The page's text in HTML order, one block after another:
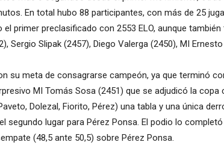
En total hubo 88 participantes, con más de 25
primer preclasificado con 2553 ELO, aunque
Slipak (2457), Diego Valerga (2450), MI
su meta de consagrarse campeón, ya que terminó
MI Tomás Sosa (2451) que se adjudicó la copa
Dolezal, Fiorito, Pérez) una tabla y una única
lugar para Pérez Ponsa. El podio lo
(48,5 ante 50,5) sobre Pérez Ponsa.